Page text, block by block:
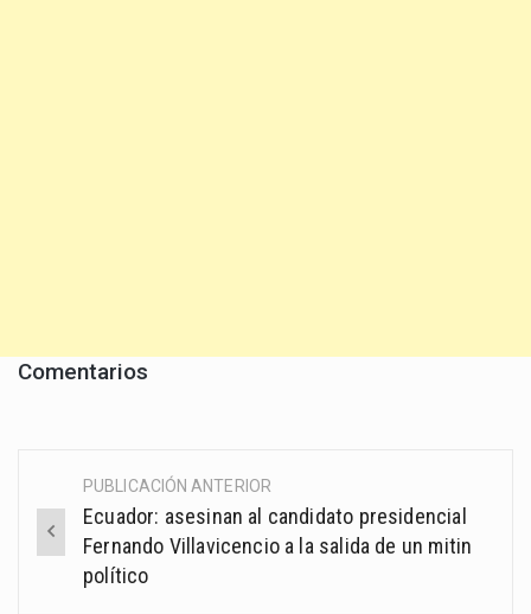
Comentarios
Post
navigation
PUBLICACIÓN ANTERIOR
Ecuador: asesinan al candidato presidencial
Fernando Villavicencio a la salida de un mitin
político